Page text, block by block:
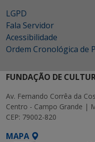
LGPD
Fala Servidor
Acessibilidade
Ordem Cronológica de
FUNDAÇÃO DE
Av. Fernando Corrêa da
Centro - Campo Grande |
CEP: 79002-820
MAPA